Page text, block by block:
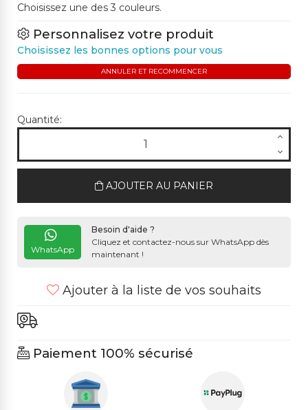
Choisissez une des 3 couleurs.
Personnalisez votre produit
Choisissez les bonnes options pour vous
ANNULER ET RECOMMENCER
Quantité:
AJOUTER AU PANIER
WhatsApp
Besoin d'aide ?
Cliquez et contactez-nous sur WhatsApp dès
maintenant !
Ajouter à la liste de vos souhaits
Paiement 100% sécurisé